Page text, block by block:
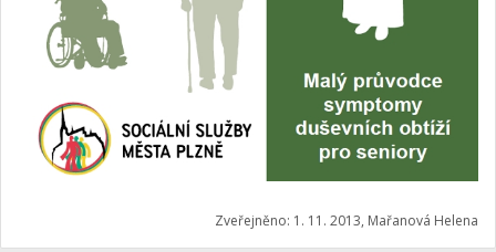
Zveřejněno: 1. 11. 2013, Mařanová Helena